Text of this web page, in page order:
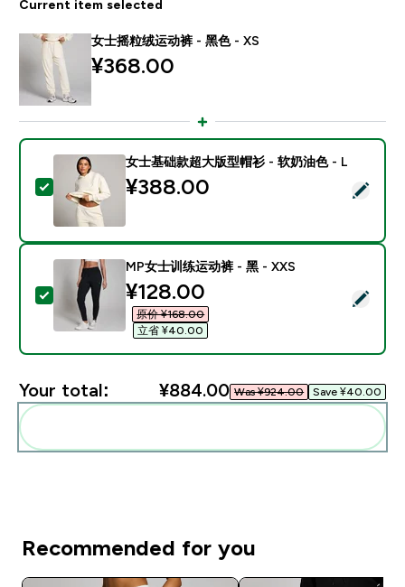
Current item selected
女士摇粒绒运动裤 - 黑色 - XS
¥368.00‎
Select this product - 女士基础款超大版型帽衫 - 软奶
女士基础款超大版型帽衫 - 软奶油色 - L
¥388.00‎
Select this product - MP女士训练运动裤 - 黑 - XXS
MP女士训练运动裤 - 黑 - XXS
discounted price
¥128.00‎
原价 ¥168.00‎
立省 ¥40.00‎
Your total: ¥884.00‎ Was ¥924.00‎ Save ¥40.00‎
Recommended for you